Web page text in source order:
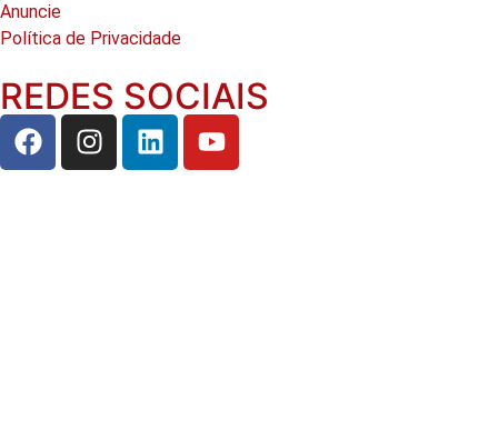
Anuncie
Política de Privacidade
REDES SOCIAIS